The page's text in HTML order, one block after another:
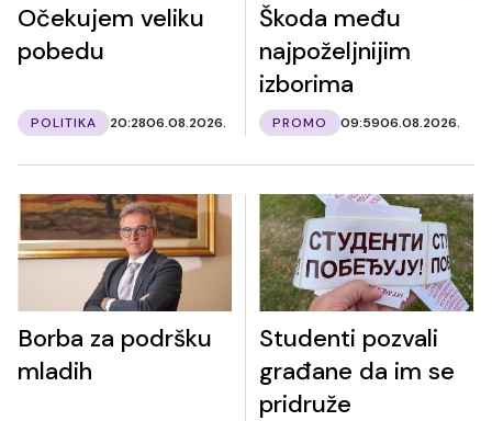
Očekujem veliku
pobedu
POLITIKA 20:2806.08.2026.
Škoda među
najpoželjnijim
izborima
PROMO 09:5906.08.2026.
Borba za podršku
mladih
Studenti pozvali
građane da im se
pridruže